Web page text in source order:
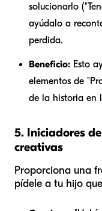
solucionarlo
ayúdalo a
perdida.
Beneficio: Esto
elementos de
de la historia en
5. Iniciadores
creativas
Proporciona una
pídele a tu hijo